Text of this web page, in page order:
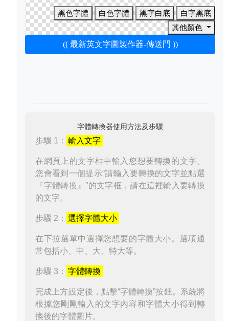
黑色字體 白色字體 黑字白底
白字黑底
其他顏色
(( 最新英文字圖製作器-傳送門 ))
字體轉換器使用方法及步驟
步驟 1： 輸入文字
在網頁上的文字框中輸入您想要轉換的文字。
您會看到一個提示“請輸入要轉換的文字並點選
『字體轉換』”的文字框，請在這裡輸入要轉換
的文字。
步驟 2： 選擇字體大小
在下拉選單中選擇您想要的字體大小。選項通
常包括小、中、大、特大等。
步驟 3： 字體轉換
完成上方設定後，點擊“字體轉換”按鈕。系統將
根據您剛剛輸入的文字內容和字體大小得到轉
換後的字體圖片。